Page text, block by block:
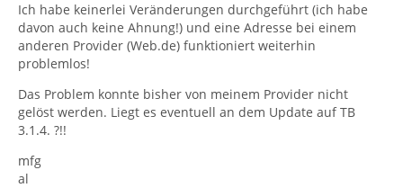
Ich habe keinerlei Veränderungen durchgeführt (ich habe
davon auch keine Ahnung!) und eine Adresse bei einem
anderen Provider (Web.de) funktioniert weiterhin
problemlos!
Das Problem konnte bisher von meinem Provider nicht
gelöst werden. Liegt es eventuell an dem Update auf TB
3.1.4. ?!!
mfg
al